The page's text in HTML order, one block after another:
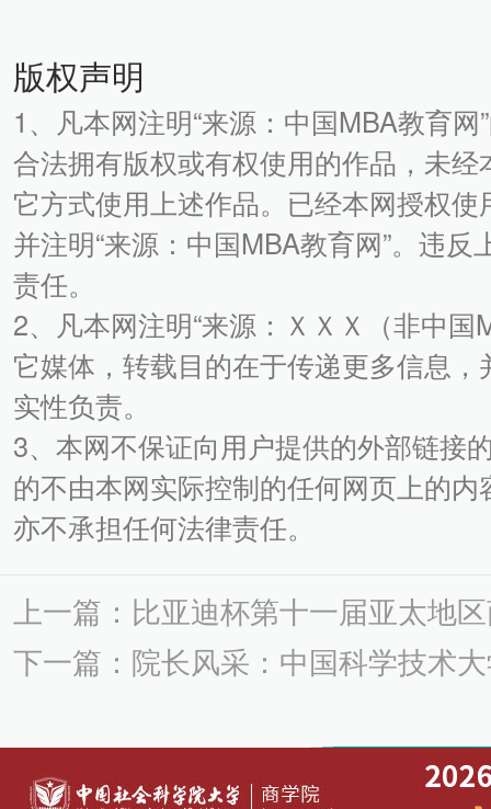
版权声明
1、凡本网注明“来源：中国MBA教育
合法拥有版权或有权使用的作品，未
它方式使用上述作品。已经本网授权
并注明“来源：中国MBA教育网”。违
责任。
2、凡本网注明“来源：ＸＸＸ（非中
它媒体，转载目的在于传递更多信息
实性负责。
3、本网不保证向用户提供的外部链接
的不由本网实际控制的任何网页上的
亦不承担任何法律责任。
上一篇：比亚迪杯第十一届亚太地
下一篇：院长风采：中国科学技术